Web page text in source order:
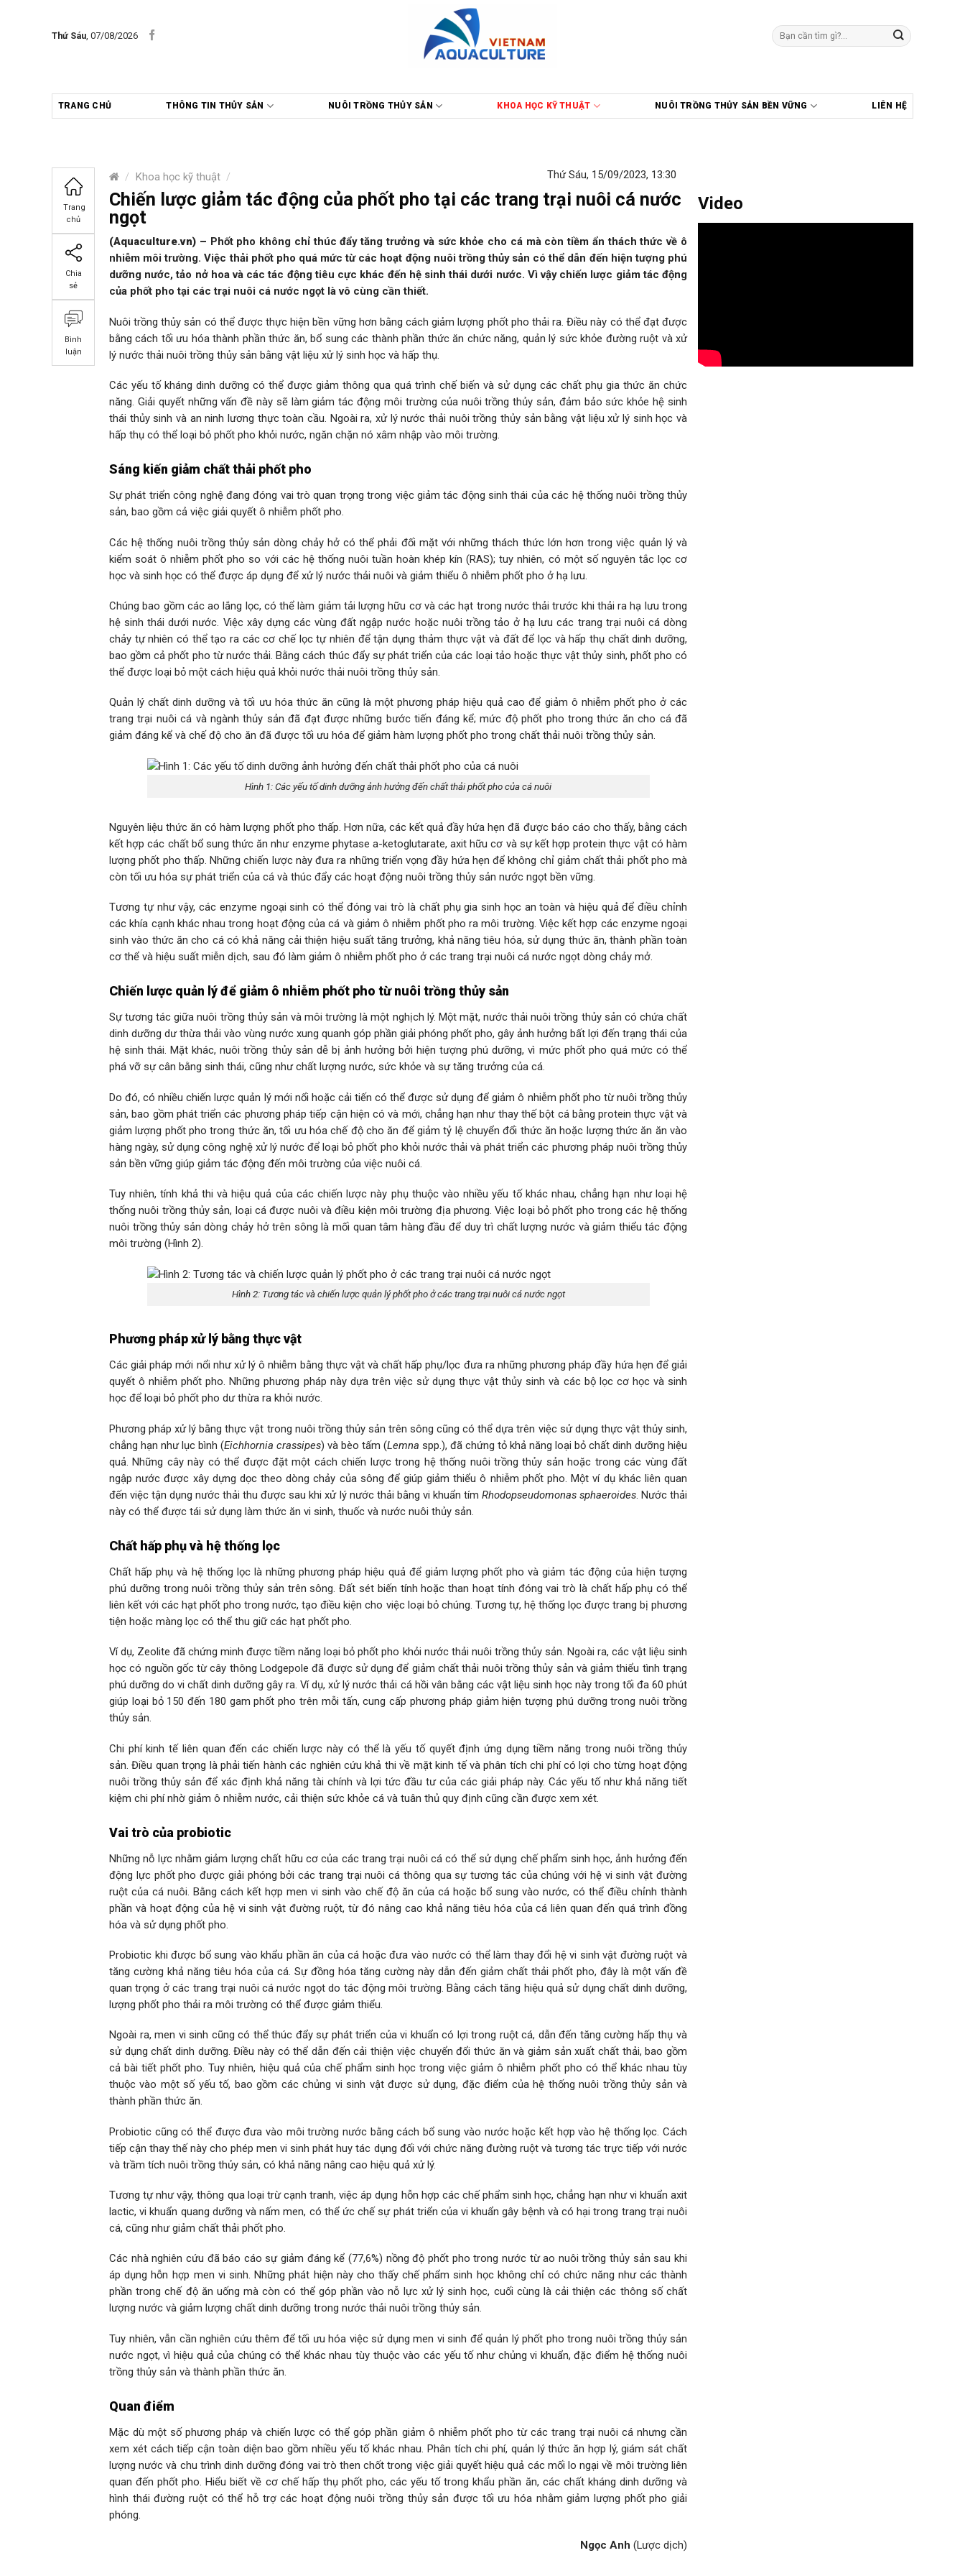
Thứ Sáu, 07/08/2026
Tìm
kiếm:
TRANG CHỦ THÔNG TIN THỦY SẢN NUÔI TRỒNG THỦY SẢN KHOA HỌC KỸ THUẬT NUÔI TRỒNG THỦY SẢN BỀN VỮNG LIÊN HỆ
/ Khoa học kỹ thuật /
Trang
chủ
Chia
sẻ
Bình
luận
Thứ Sáu, 15/09/2023, 13:30
Chiến lược giảm tác động của phốt pho tại các trang trại nuôi cá nước
ngọt
(Aquaculture.vn) – Phốt pho không chỉ thúc đẩy tăng trưởng và sức khỏe cho cá mà còn tiềm ẩn thách thức về ô
nhiễm môi trường. Việc thải phốt pho quá mức từ các hoạt động nuôi trồng thủy sản có thể dẫn đến hiện tượng phú
dưỡng nước, tảo nở hoa và các tác động tiêu cực khác đến hệ sinh thái dưới nước. Vì vậy chiến lược giảm tác động
của phốt pho tại các trại nuôi cá nước ngọt là vô cùng cần thiết.
Nuôi trồng thủy sản có thể được thực hiện bền vững hơn bằng cách giảm lượng phốt pho thải ra. Điều này có thể đạt được
bằng cách tối ưu hóa thành phần thức ăn, bổ sung các thành phần thức ăn chức năng, quản lý sức khỏe đường ruột và xử
lý nước thải nuôi trồng thủy sản bằng vật liệu xử lý sinh học và hấp thụ.
Các yếu tố kháng dinh dưỡng có thể được giảm thông qua quá trình chế biến và sử dụng các chất phụ gia thức ăn chức
năng. Giải quyết những vấn đề này sẽ làm giảm tác động môi trường của nuôi trồng thủy sản, đảm bảo sức khỏe hệ sinh
thái thủy sinh và an ninh lương thực toàn cầu. Ngoài ra, xử lý nước thải nuôi trồng thủy sản bằng vật liệu xử lý sinh học và
hấp thụ có thể loại bỏ phốt pho khỏi nước, ngăn chặn nó xâm nhập vào môi trường.
Sáng kiến ​​giảm chất thải phốt pho
Sự phát triển công nghệ đang đóng vai trò quan trọng trong việc giảm tác động sinh thái của các hệ thống nuôi trồng thủy
sản, bao gồm cả việc giải quyết ô nhiễm phốt pho.
Các hệ thống nuôi trồng thủy sản dòng chảy hở có thể phải đối mặt với những thách thức lớn hơn trong việc quản lý và
kiểm soát ô nhiễm phốt pho so với các hệ thống nuôi tuần hoàn khép kín (RAS); tuy nhiên, có một số nguyên tắc lọc cơ
học và sinh học có thể được áp dụng để xử lý nước thải nuôi và giảm thiểu ô nhiễm phốt pho ở hạ lưu.
Chúng bao gồm các ao lắng lọc, có thể làm giảm tải lượng hữu cơ và các hạt trong nước thải trước khi thải ra hạ lưu trong
hệ sinh thái dưới nước. Việc xây dựng các vùng đất ngập nước hoặc nuôi trồng tảo ở hạ lưu các trang trại nuôi cá dòng
chảy tự nhiên có thể tạo ra các cơ chế lọc tự nhiên để tận dụng thảm thực vật và đất để lọc và hấp thụ chất dinh dưỡng,
bao gồm cả phốt pho từ nước thải. Bằng cách thúc đẩy sự phát triển của các loại tảo hoặc thực vật thủy sinh, phốt pho có
thể được loại bỏ một cách hiệu quả khỏi nước thải nuôi trồng thủy sản.
Quản lý chất dinh dưỡng và tối ưu hóa thức ăn cũng là một phương pháp hiệu quả cao để giảm ô nhiễm phốt pho ở các
trang trại nuôi cá và ngành thủy sản đã đạt được những bước tiến đáng kể; mức độ phốt pho trong thức ăn cho cá đã
giảm đáng kể và chế độ cho ăn đã được tối ưu hóa để giảm hàm lượng phốt pho trong chất thải nuôi trồng thủy sản.
Hình 1: Các yếu tố dinh dưỡng ảnh hưởng đến chất thải phốt pho của cá nuôi
Nguyên liệu thức ăn có hàm lượng phốt pho thấp. Hơn nữa, các kết quả đầy hứa hẹn đã được báo cáo cho thấy, bằng cách
kết hợp các chất bổ sung thức ăn như enzyme phytase a-ketoglutarate, axit hữu cơ và sự kết hợp protein thực vật có hàm
lượng phốt pho thấp. Những chiến lược này đưa ra những triển vọng đầy hứa hẹn để không chỉ giảm chất thải phốt pho mà
còn tối ưu hóa sự phát triển của cá và thúc đẩy các hoạt động nuôi trồng thủy sản nước ngọt bền vững.
Tương tự như vậy, các enzyme ngoại sinh có thể đóng vai trò là chất phụ gia sinh học an toàn và hiệu quả để điều chỉnh
các khía cạnh khác nhau trong hoạt động của cá và giảm ô nhiễm phốt pho ra môi trường. Việc kết hợp các enzyme ngoại
sinh vào thức ăn cho cá có khả năng cải thiện hiệu suất tăng trưởng, khả năng tiêu hóa, sử dụng thức ăn, thành phần toàn
cơ thể và hiệu suất miễn dịch, sau đó làm giảm ô nhiễm phốt pho ở các trang trại nuôi cá nước ngọt dòng chảy mở.
Chiến lược quản lý để giảm ô nhiễm phốt pho từ nuôi trồng thủy sản
Sự tương tác giữa nuôi trồng thủy sản và môi trường là một nghịch lý. Một mặt, nước thải nuôi trồng thủy sản có chứa chất
dinh dưỡng dư thừa thải vào vùng nước xung quanh góp phần giải phóng phốt pho, gây ảnh hưởng bất lợi đến trạng thái của
hệ sinh thái. Mặt khác, nuôi trồng thủy sản dễ bị ảnh hưởng bởi hiện tượng phú dưỡng, vì mức phốt pho quá mức có thể
phá vỡ sự cân bằng sinh thái, cũng như chất lượng nước, sức khỏe và sự tăng trưởng của cá.
Do đó, có nhiều chiến lược quản lý mới nổi hoặc cải tiến có thể được sử dụng để giảm ô nhiễm phốt pho từ nuôi trồng thủy
sản, bao gồm phát triển các phương pháp tiếp cận hiện có và mới, chẳng hạn như thay thế bột cá bằng protein thực vật và
giảm lượng phốt pho trong thức ăn, tối ưu hóa chế độ cho ăn để giảm tỷ lệ chuyển đổi thức ăn hoặc lượng thức ăn ăn vào
hàng ngày, sử dụng công nghệ xử lý nước để loại bỏ phốt pho khỏi nước thải và phát triển các phương pháp nuôi trồng thủy
sản bền vững giúp giảm tác động đến môi trường của việc nuôi cá.
Tuy nhiên, tính khả thi và hiệu quả của các chiến lược này phụ thuộc vào nhiều yếu tố khác nhau, chẳng hạn như loại hệ
thống nuôi trồng thủy sản, loại cá được nuôi và điều kiện môi trường địa phương. Việc loại bỏ phốt pho trong các hệ thống
nuôi trồng thủy sản dòng chảy hở trên sông là mối quan tâm hàng đầu để duy trì chất lượng nước và giảm thiểu tác động
môi trường (Hình 2).
Hình 2: Tương tác và chiến lược quản lý phốt pho ở các trang trại nuôi cá nước ngọt
Phương pháp xử lý bằng thực vật
Các giải pháp mới nổi như xử lý ô nhiễm bằng thực vật và chất hấp phụ/lọc đưa ra những phương pháp đầy hứa hẹn để giải
quyết ô nhiễm phốt pho. Những phương pháp này dựa trên việc sử dụng thực vật thủy sinh và các bộ lọc cơ học và sinh
học để loại bỏ phốt pho dư thừa ra khỏi nước.
Phương pháp xử lý bằng thực vật trong nuôi trồng thủy sản trên sông cũng có thể dựa trên việc sử dụng thực vật thủy sinh,
chẳng hạn như lục bình (Eichhornia crassipes) và bèo tấm (Lemna spp.), đã chứng tỏ khả năng loại bỏ chất dinh dưỡng hiệu
quả. Những cây này có thể được đặt một cách chiến lược trong hệ thống nuôi trồng thủy sản hoặc trong các vùng đất
ngập nước được xây dựng dọc theo dòng chảy của sông để giúp giảm thiểu ô nhiễm phốt pho. Một ví dụ khác liên quan
đến việc tận dụng nước thải thu được sau khi xử lý nước thải bằng vi khuẩn tím Rhodopseudomonas sphaeroides. Nước thải
này có thể được tái sử dụng làm thức ăn vi sinh, thuốc và nước nuôi thủy sản.
Chất hấp phụ và hệ thống lọc
Chất hấp phụ và hệ thống lọc là những phương pháp hiệu quả để giảm lượng phốt pho và giảm tác động của hiện tượng
phú dưỡng trong nuôi trồng thủy sản trên sông. Đất sét biến tính hoặc than hoạt tính đóng vai trò là chất hấp phụ có thể
liên kết với các hạt phốt pho trong nước, tạo điều kiện cho việc loại bỏ chúng. Tương tự, hệ thống lọc được trang bị phương
tiện hoặc màng lọc có thể thu giữ các hạt phốt pho.
Ví dụ, Zeolite đã chứng minh được tiềm năng loại bỏ phốt pho khỏi nước thải nuôi trồng thủy sản. Ngoài ra, các vật liệu sinh
học có nguồn gốc từ cây thông Lodgepole đã được sử dụng để giảm chất thải nuôi trồng thủy sản và giảm thiểu tình trạng
phú dưỡng do vi chất dinh dưỡng gây ra. Ví dụ, xử lý nước thải cá hồi vân bằng các vật liệu sinh học này trong tối đa 60 phút
giúp loại bỏ 150 đến 180 gam phốt pho trên mỗi tấn, cung cấp phương pháp giảm hiện tượng phú dưỡng trong nuôi trồng
thủy sản.
Chi phí kinh tế liên quan đến các chiến lược này có thể là yếu tố quyết định ứng dụng tiềm năng trong nuôi trồng thủy
sản. Điều quan trọng là phải tiến hành các nghiên cứu khả thi về mặt kinh tế và phân tích chi phí có lợi cho từng hoạt động
nuôi trồng thủy sản để xác định khả năng tài chính và lợi tức đầu tư của các giải pháp này. Các yếu tố như khả năng tiết
kiệm chi phí nhờ giảm ô nhiễm nước, cải thiện sức khỏe cá và tuân thủ quy định cũng cần được xem xét.
Vai trò của probiotic
Những nỗ lực nhằm giảm lượng chất hữu cơ của các trang trại nuôi cá có thể sử dụng chế phẩm sinh học, ảnh hưởng đến
động lực phốt pho được giải phóng bởi các trang trại nuôi cá thông qua sự tương tác của chúng với hệ vi sinh vật đường
ruột của cá nuôi. Bằng cách kết hợp men vi sinh vào chế độ ăn của cá hoặc bổ sung vào nước, có thể điều chỉnh thành
phần và hoạt động của hệ vi sinh vật đường ruột, từ đó nâng cao khả năng tiêu hóa của cá liên quan đến quá trình đồng
hóa và sử dụng phốt pho.
Probiotic khi được bổ sung vào khẩu phần ăn của cá hoặc đưa vào nước có thể làm thay đổi hệ vi sinh vật đường ruột và
tăng cường khả năng tiêu hóa của cá. Sự đồng hóa tăng cường này dẫn đến giảm chất thải phốt pho, đây là một vấn đề
quan trọng ở các trang trại nuôi cá nước ngọt do tác động môi trường. Bằng cách tăng hiệu quả sử dụng chất dinh dưỡng,
lượng phốt pho thải ra môi trường có thể được giảm thiểu.
Ngoài ra, men vi sinh cũng có thể thúc đẩy sự phát triển của vi khuẩn có lợi trong ruột cá, dẫn đến tăng cường hấp thụ và
sử dụng chất dinh dưỡng. Điều này có thể dẫn đến cải thiện việc chuyển đổi thức ăn và giảm sản xuất chất thải, bao gồm
cả bài tiết phốt pho. Tuy nhiên, hiệu quả của chế phẩm sinh học trong việc giảm ô nhiễm phốt pho có thể khác nhau tùy
thuộc vào một số yếu tố, bao gồm các chủng vi sinh vật được sử dụng, đặc điểm của hệ thống nuôi trồng thủy sản và
thành phần thức ăn.
Probiotic cũng có thể được đưa vào môi trường nước bằng cách bổ sung vào nước hoặc kết hợp vào hệ thống lọc. Cách
tiếp cận thay thế này cho phép men vi sinh phát huy tác dụng đối với chức năng đường ruột và tương tác trực tiếp với nước
và trầm tích nuôi trồng thủy sản, có khả năng nâng cao hiệu quả xử lý.
Tương tự như vậy, thông qua loại trừ cạnh tranh, việc áp dụng hỗn hợp các chế phẩm sinh học, chẳng hạn như vi khuẩn axit
lactic, vi khuẩn quang dưỡng và nấm men, có thể ức chế sự phát triển của vi khuẩn gây bệnh và có hại trong trang trại nuôi
cá, cũng như giảm chất thải phốt pho.
Các nhà nghiên cứu đã báo cáo sự giảm đáng kể (77,6%) nồng độ phốt pho trong nước từ ao nuôi trồng thủy sản sau khi
áp dụng hỗn hợp men vi sinh. Những phát hiện này cho thấy chế phẩm sinh học không chỉ có chức năng như các thành
phần trong chế độ ăn uống mà còn có thể góp phần vào nỗ lực xử lý sinh học, cuối cùng là cải thiện các thông số chất
lượng nước và giảm lượng chất dinh dưỡng trong nước thải nuôi trồng thủy sản.
Tuy nhiên, vẫn cần nghiên cứu thêm để tối ưu hóa việc sử dụng men vi sinh để quản lý phốt pho trong nuôi trồng thủy sản
nước ngọt, vì hiệu quả của chúng có thể khác nhau tùy thuộc vào các yếu tố như chủng vi khuẩn, đặc điểm hệ thống nuôi
trồng thủy sản và thành phần thức ăn.
Quan điểm
Mặc dù một số phương pháp và chiến lược có thể góp phần giảm ô nhiễm phốt pho từ các trang trại nuôi cá nhưng cần
xem xét cách tiếp cận toàn diện bao gồm nhiều yếu tố khác nhau. Phân tích chi phí, quản lý thức ăn hợp lý, giám sát chất
lượng nước và chu trình dinh dưỡng đóng vai trò then chốt trong việc giải quyết hiệu quả các mối lo ngại về môi trường liên
quan đến phốt pho. Hiểu biết về cơ chế hấp thụ phốt pho, các yếu tố trong khẩu phần ăn, các chất kháng dinh dưỡng và
hình thái đường ruột có thể hỗ trợ các hoạt động nuôi trồng thủy sản được tối ưu hóa nhằm giảm lượng phốt pho giải
phóng.
Ngọc Anh (Lược dịch)
Video